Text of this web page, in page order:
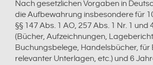
Nach gesetzlichen Vorgaben in
die Aufbewahrung insbesondere für
§§ 147 Abs. 1 AO, 257 Abs. 1 Nr. 1 und
(Bücher, Aufzeichnungen,
Buchungsbelege, Handelsbücher, für
relevanter Unterlagen, etc.) und 6